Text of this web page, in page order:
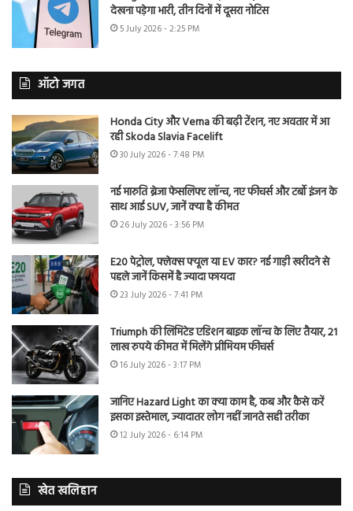
देखना पड़ेगा भारी, तीन दिनों में दूसरा नोटिस
5 July 2026 - 2:25 PM
ऑटो जगत
Honda City और Verna की बढ़ी टेंशन, नए अवतार में आ
रही Skoda Slavia Facelift
30 July 2026 - 7:48 PM
नई मारुति ब्रेजा फेसलिफ्ट लॉन्च, नए फीचर्स और टर्बो इंजन के
साथ आई SUV, जानें क्या है कीमत
26 July 2026 - 3:56 PM
E20 पेट्रोल, फ्लेक्स फ्यूल या EV कार? नई गाड़ी खरीदने से
पहले जानें किसमें है ज्यादा फायदा
23 July 2026 - 7:41 PM
Triumph की लिमिटेड एडिशन बाइक लॉन्च के लिए तैयार, 21
लाख रुपये कीमत में मिलेंगे प्रीमियम फीचर्स
16 July 2026 - 3:17 PM
जानिए Hazard Light का क्या काम है, कब और कैसे करें
इसका इस्तेमाल, ज्यादातर लोग नहीं जानते सही तरीका
12 July 2026 - 6:14 PM
खेत खलिहान